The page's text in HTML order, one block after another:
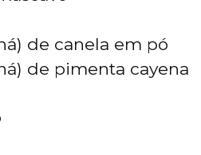
de canela em pó
de pimenta cayena